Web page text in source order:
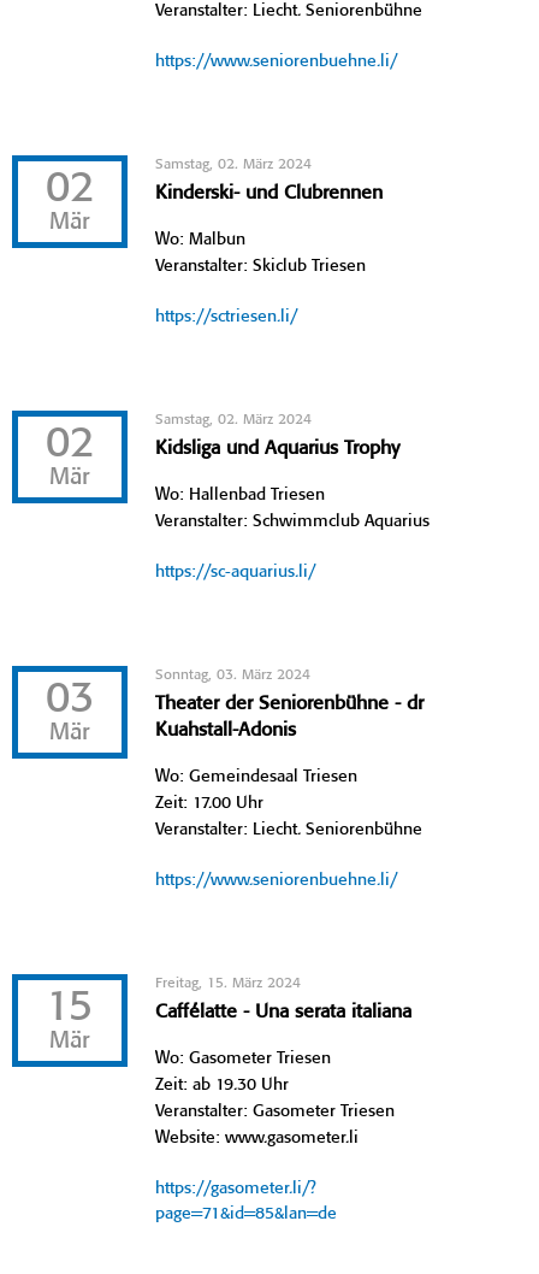
Veranstalter: Liecht. Seniorenbühne
https://www.seniorenbuehne.li/
02
Mär
Samstag, 02. März 2024
Kinderski- und Clubrennen
Wo: Malbun
Veranstalter: Skiclub Triesen
https://sctriesen.li/
02
Mär
Samstag, 02. März 2024
Kidsliga und Aquarius Trophy
Wo: Hallenbad Triesen
Veranstalter: Schwimmclub Aquarius
https://sc-aquarius.li/
03
Mär
Sonntag, 03. März 2024
Theater der Seniorenbühne - dr
Kuahstall-Adonis
Wo: Gemeindesaal Triesen
Zeit: 17.00 Uhr
Veranstalter: Liecht. Seniorenbühne
https://www.seniorenbuehne.li/
15
Mär
Freitag, 15. März 2024
Caffélatte - Una serata italiana
Wo: Gasometer Triesen
Zeit: ab 19.30 Uhr
Veranstalter: Gasometer Triesen
Website: www.gasometer.li
https://gasometer.li/?
page=71&id=85&lan=de